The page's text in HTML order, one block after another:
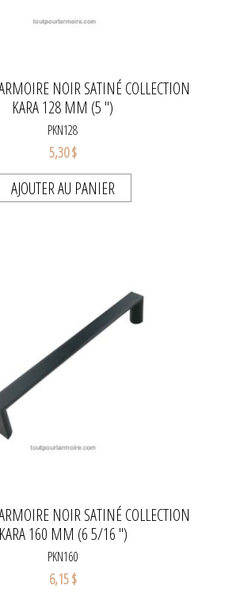
NOIR SATINÉ COLLECTION
KARA 128 MM (5 ")
PKN128
5,30 $
AJOUTER AU PANIER
NOIR SATINÉ COLLECTION
KARA 160 MM (6 5/16 ")
PKN160
6,15 $